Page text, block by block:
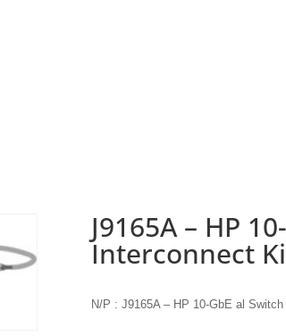
J9165A – HP
Interconnect
N/P : J9165A – HP 10-GbE al